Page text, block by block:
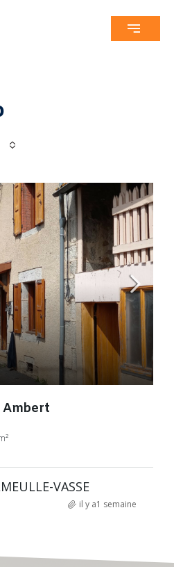
Ambert
VASSE
il y a1 semaine